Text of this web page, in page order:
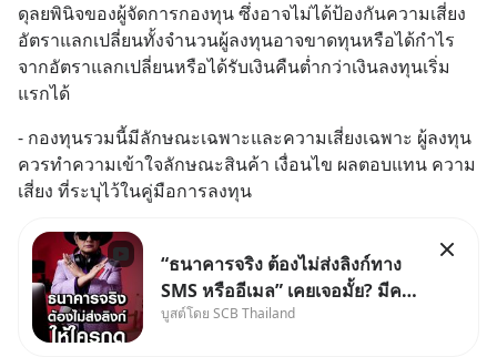
ดุลยพินิจของผู้จัดการกองทุน ซึ่งอาจไม่ได้ป้องกันความเสี่ยง
อัตราแลกเปลี่ยนทั้งจำนวนผู้ลงทุนอาจขาดทุนหรือได้กำไร
จากอัตราแลกเปลี่ยนหรือได้รับเงินคืนต่ำกว่าเงินลงทุนเริ่ม
แรกได้
- กองทุนรวมนี้มีลักษณะเฉพาะและความเสี่ยงเฉพาะ ผู้ลงทุน
ควรทำความเข้าใจลักษณะสินค้า เงื่อนไข ผลตอบแทน ความ
เสี่ยง ที่ระบุไว้ในคู่มือการลงทุน
“ธนาคารจริง ต้องไม่ส่งลิงก์ทาง
SMS หรืออีเมล” เคยเจอมั้ย? มีคน
อ้างว่าโทรจากธนาคาร บอกว่า
บูสต์โดย SCB Thailand